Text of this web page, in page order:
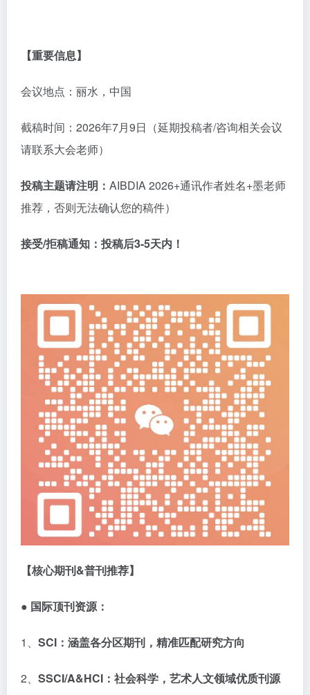
【重要信息】
会议地点：丽水，中国
截稿时间： 2026年7月9日（延期投稿者/咨询相关会议
请联系大会老师）
投稿主题请注明： AIBDIA 2026+通讯作者姓名+墨老师
推荐，否则无法确认您的稿件）
接受/拒稿通知： 投稿后3-5天内！
【核心期刊&普刊推荐】
● 国际顶刊资源：
1、 SCI ：涵盖各分区期刊，精准匹配研究方向
2、 SSCI/A&HCI ：社会科学，艺术人文领域优质刊源